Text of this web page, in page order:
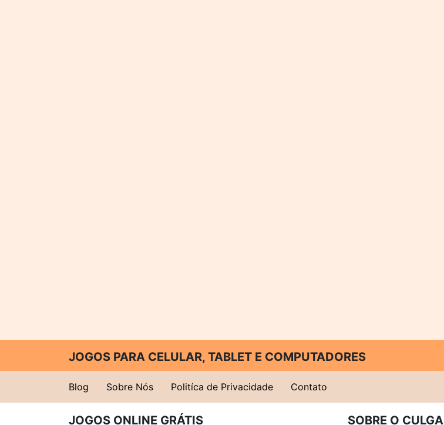
JOGOS PARA CELULAR, TABLET E COMPUTADORES
Blog Sobre Nós Politíca de Privacidade Contato
JOGOS ONLINE GRÁTIS SOBRE O CULGA